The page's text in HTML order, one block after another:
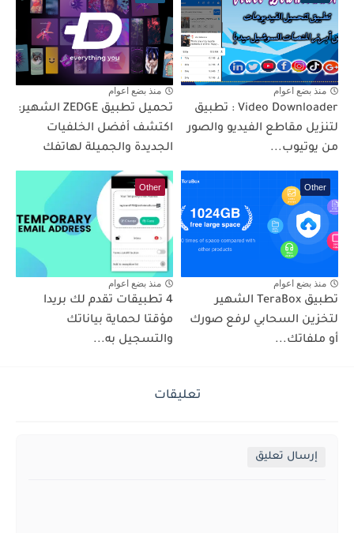
منذ بضع اعوام
Video Downloader : تطبيق
لتنزيل مقاطع الفيديو والصور
من يوتيوب...
منذ بضع اعوام
تحميل تطبيق ZEDGE الشهير:
اكتشف أفضل الخلفيات
الجديدة والجميلة لهاتفك
Other
منذ بضع اعوام
تطبيق TeraBox الشهير
لتخزين السحابي لرفع صورك
أو ملفاتك...
Other
منذ بضع اعوام
4 تطبيقات تقدم لك بريدا
مؤقتا لحماية بياناتك
والتسجيل به...
تعليقات
إرسال تعليق